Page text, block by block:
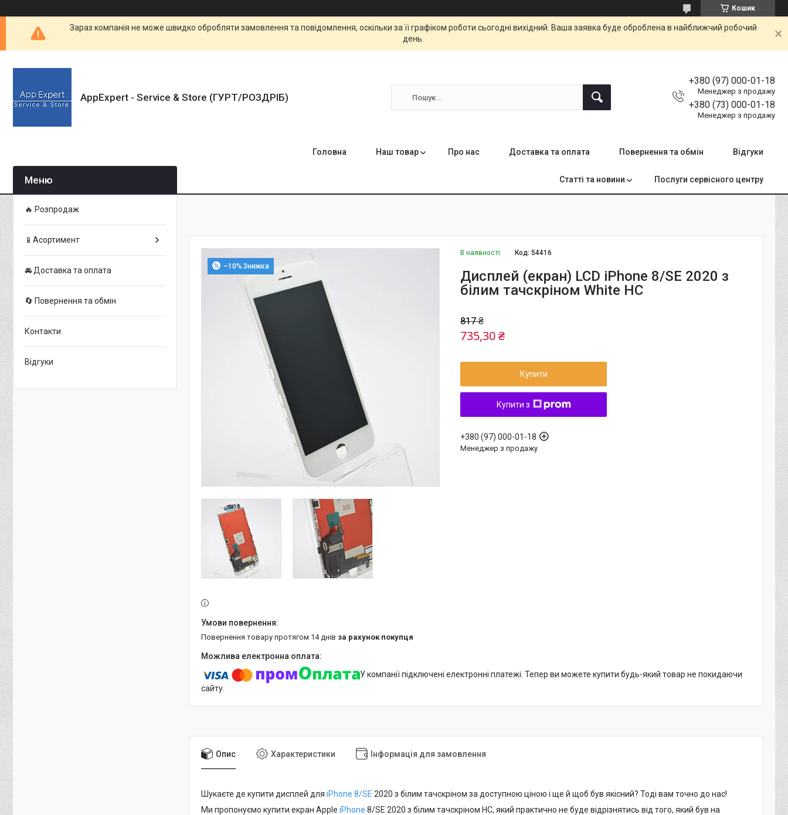
Кошик
Зараз компанія не може швидко обробляти замовлення та повідомлення, оскільки за її графіком роботи сьогодні вихідний. Ваша заявка буде оброблена в найближчий робочий
день.
AppExpert - Service & Store (ГУРТ/РОЗДРІБ)
+380 (97) 000-01-18
Менеджер з продажу
+380 (73) 000-01-18
Менеджер з продажу
Головна Наш товар Про нас Доставка та оплата Повернення та обмін Відгуки
Статті та новини Послуги сервісного центру
–10%
В наявності Код:54416
Дисплей (екран) LCD iPhone 8/SE 2020 з
білим тачскріном White HC
817 ₴
735,30 ₴
Купити
Купити з
+380 (97) 000-01-18
Менеджер з продажу
повернення товару протягом 14 днів за рахунок покупця
У компанії підключені електронні платежі. Тепер ви можете купити будь-який товар не покидаючи
сайту.
Опис Характеристики Інформація для замовлення
Шукаєте де купити дисплей для iPhone 8/SE 2020 з білим тачскріном за доступною ціною і ще й щоб був якісний? Тоді вам точно до нас!
Ми пропонуємо купити екран Apple iPhone 8/SE 2020 з білим тачскріном HC, який практично не буде відрізнятись від того, який був на
🔥 Розпродаж
📱Асортимент
🚘 Доставка та оплата
🔄 Повернення та обмін
Контакти
Відгуки